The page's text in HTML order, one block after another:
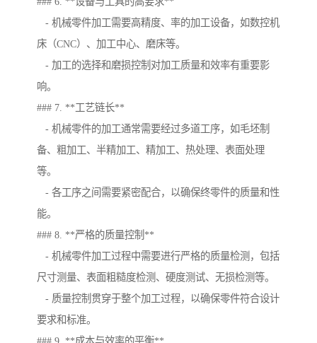
- 机械零件加工需要高精度、率的加工设备，如数控机
床（CNC）、加工中心、磨床等。
- 加工的选择和磨损控制对加工质量和效率有重要影
响。
### 7. **工艺链长**
- 机械零件的加工通常需要经过多道工序，如毛坯制
备、粗加工、半精加工、精加工、热处理、表面处理
等。
- 各工序之间需要紧密配合，以确保终零件的质量和性
能。
### 8. **严格的质量控制**
- 机械零件加工过程中需要进行严格的质量检测，包括
尺寸测量、表面粗糙度检测、硬度测试、无损检测等。
- 质量控制贯穿于整个加工过程，以确保零件符合设计
要求和标准。